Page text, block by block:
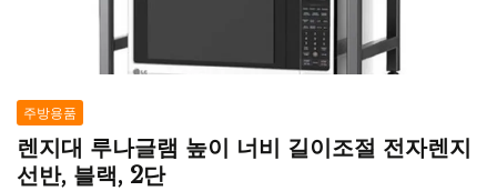
주방용품
렌지대 루나글램 높이 너비 길이조절 전자렌지
선반, 블랙, 2단